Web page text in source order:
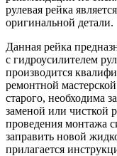
рулевая рейка
оригинальной детали.
Данная рейка
с гидроусилителем
производится
ремонтной
старого, необходима
заменой или чисткой
проведения монтажа
заправить новой
прилагается